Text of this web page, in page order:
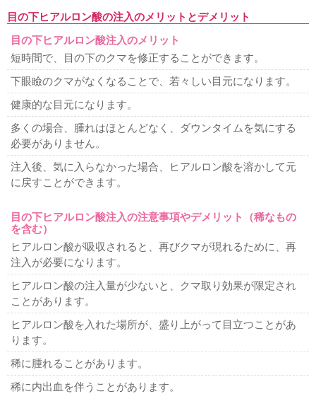
短縮・短くしたい
輪郭形成 顔が長い・面長
中顔面の短縮
エラ削り・エラ骨切り
を小さくしたい
顔が大きい 口元をハッキリさせたい
唇縮小
たらこ唇 ぽってり唇 アヒル口 ガミースマイル
若返り
フェイスリフト
ネックリフト
消したい
顔のたるみ 男性の若返り
脂肪吸引
顔、首の脂肪吸引
ホホ、アゴの脂肪吸引
顔のラインをシ
ャープに
顔痩せ・顔太り 二重顎を治したい
肪吸引
耳の美容整形
耳たぶが切れた
難易度の高い美容整形
カミングアウト整形
アイドル顔整形
フルカスタム整形
可愛くなりたい
綺麗になりたい
整形したのに変わらない
お任せ美容整形
薄毛治療
薄毛治療
腋臭多汗症治療
再発しない腋臭多汗症
目の下ヒアルロン酸の注入のメリットとデメリット
目の下ヒアルロン酸注入のメリット
短時間で、目の下のクマを修正することができます。
下眼瞼のクマがなくなることで、若々しい目元になります。
健康的な目元になります。
多くの場合、腫れはほとんどなく、ダウンタイムを気にする
必要がありません。
注入後、気に入らなかった場合、ヒアルロン酸を溶かして元
に戻すことができます。
目の下ヒアルロン酸注入の注意事項やデメリット（稀なもの
を含む）
ヒアルロン酸が吸収されると、再びクマが現れるために、再
注入が必要になります。
ヒアルロン酸の注入量が少ないと、クマ取り効果が限定され
ことがあります。
ヒアルロン酸を入れた場所が、盛り上がって目立つことがあ
ります。
稀に腫れることがあります。
稀に内出血を伴うことがあります。